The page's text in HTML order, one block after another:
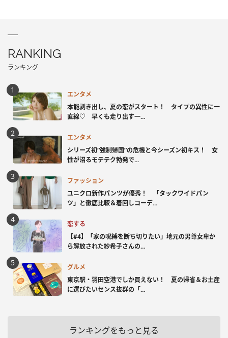
RANKING
ランキング
エンタメ
本能剥き出し、夏の恋がスタート！ タイプの異性に一
直線♡ 早くも走り出す一...
エンタメ
シリーズ初“強制帰国”の危機と今シーズン初キス！ 女
性が沼るモテテク勃発で...
ファッション
ユニクロ新作パンツが優秀！ 「タックワイドパン
ツ」と徹底比較＆着回しコーデ...
恋する
【#4】「家の呪縛を断ち切りたい」地元の男尊女卑か
ら解放された紗希子さんの...
グルメ
東京駅・羽田空港でしか買えない！ 夏の帰省＆お土産
に選びたいセンス抜群の「...
ランキングをもっと見る